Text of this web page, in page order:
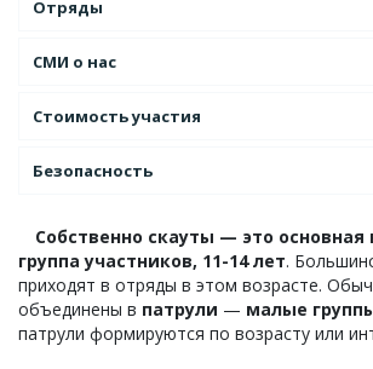
Отряды
СМИ о нас
Стоимость участия
Безопасность
Собственно скауты — это основная
группа участников, 11-14 лет.
приходят в отряды в этом возрасте.
объединены в патрули — малые
патрули формируются по возрасту или